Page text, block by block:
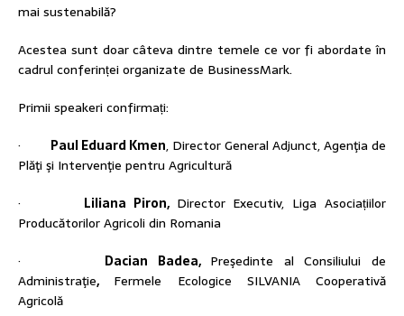
mai sustenabilă?
Acestea sunt doar câteva dintre temele ce vor fi abordate în
cadrul conferinței organizate de BusinessMark.
Primii speakeri confirmați:
· Paul Eduard Kmen, Director General Adjunct, Agenţia de
Plăţi şi Intervenţie pentru Agricultură
· Liliana Piron, Director Executiv, Liga Asociațiilor
Producătorilor Agricoli din Romania
· Dacian Badea, Preşedinte al Consiliului de
Administraţie, Fermele Ecologice SILVANIA Cooperativă
Agricolă